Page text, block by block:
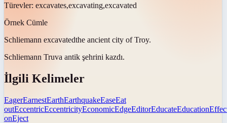
Türevler: excavates,excavating,excavated
Örnek Cümle
Schliemann excavatedthe ancient city of Troy.
Schliemann Truva antik şehrini kazdı.
İlgili Kelimeler
EagerEarnestEarthEarthquakeEaseEat
outEccentricEccentricityEconomicEdgeEditorEducateEducation
onEject